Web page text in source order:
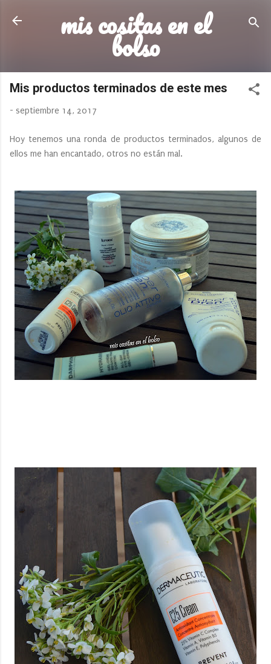
Ir al contenido principal
mis cositas en el
bolso
Mis productos terminados de este mes
- septiembre 14, 2017
Hoy tenemos una ronda de productos terminados, algunos de
ellos me han encantado, otros no están mal.